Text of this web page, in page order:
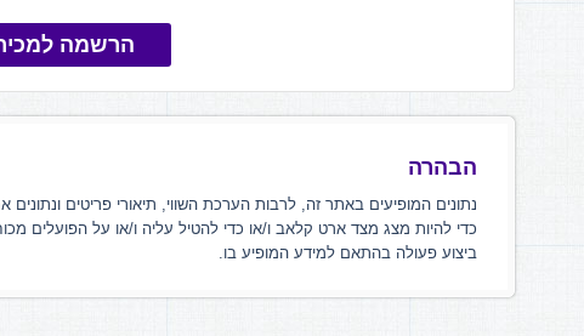
הרשמה
הבהרה
נתונים המופיעים באתר זה, לרבות הערכת השווי, תיאורי פריטים
כדי להיות מצג מצד ארט קלאב ו/או כדי להטיל עליה ו/או על הפועלים
ביצוע פעולה בהתאם למידע המופיע בו.